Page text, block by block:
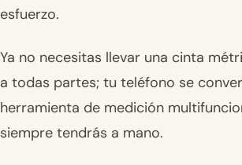
esfuerzo.
Ya no necesitas llevar una cinta
a todas partes; tu teléfono se
herramienta de medición
siempre tendrás a mano.